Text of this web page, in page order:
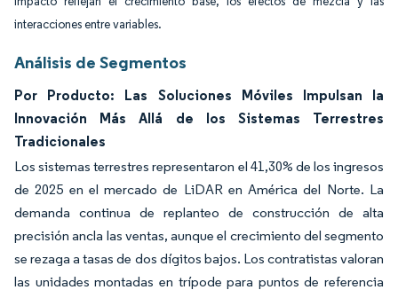
interacciones entre variables.
Análisis de Segmentos
Por Producto: Las Soluciones Móviles Impulsan la
Innovación Más Allá de los Sistemas Terrestres
Tradicionales
Los sistemas terrestres representaron el 41,30% de los ingresos
de 2025 en el mercado de LiDAR en América del Norte. La
demanda continua de replanteo de construcción de alta
precisión ancla las ventas, aunque el crecimiento del segmento
se rezaga a tasas de dos dígitos bajos. Los contratistas valoran
las unidades montadas en trípode para puntos de referencia